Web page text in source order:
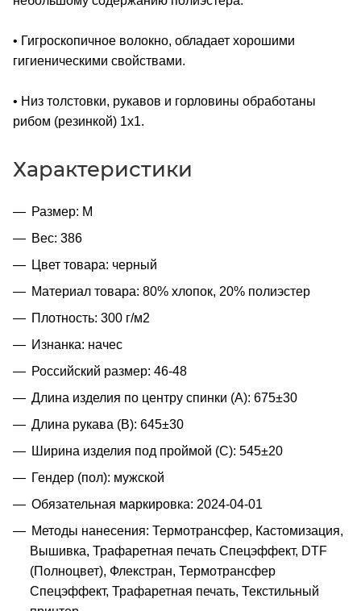
• Гигроскопичное волокно, обладает хорошими
гигиеническими свойствами.
• Низ толстовки, рукавов и горловины обработаны
рибом (резинкой) 1x1.
Характеристики
Размер: M
Вес: 386
Цвет товара: черный
Материал товара: 80% хлопок, 20% полиэстер
Плотность: 300 г/м2
Изнанка: начес
Российский размер: 46-48
Длина изделия по центру спинки (A): 675±30
Длина рукава (B): 645±30
Ширина изделия под проймой (С): 545±20
Гендер (пол): мужской
Обязательная маркировка: 2024-04-01
Методы нанесения: Термотрансфер, Кастомизация,
Вышивка, Трафаретная печать Спецэффект, DTF
(Полноцвет), Флекстран, Термотрансфер
Спецэффект, Трафаретная печать, Текстильный